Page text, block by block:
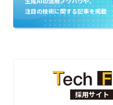
注目の技術に関する記事を掲載
採用サイト